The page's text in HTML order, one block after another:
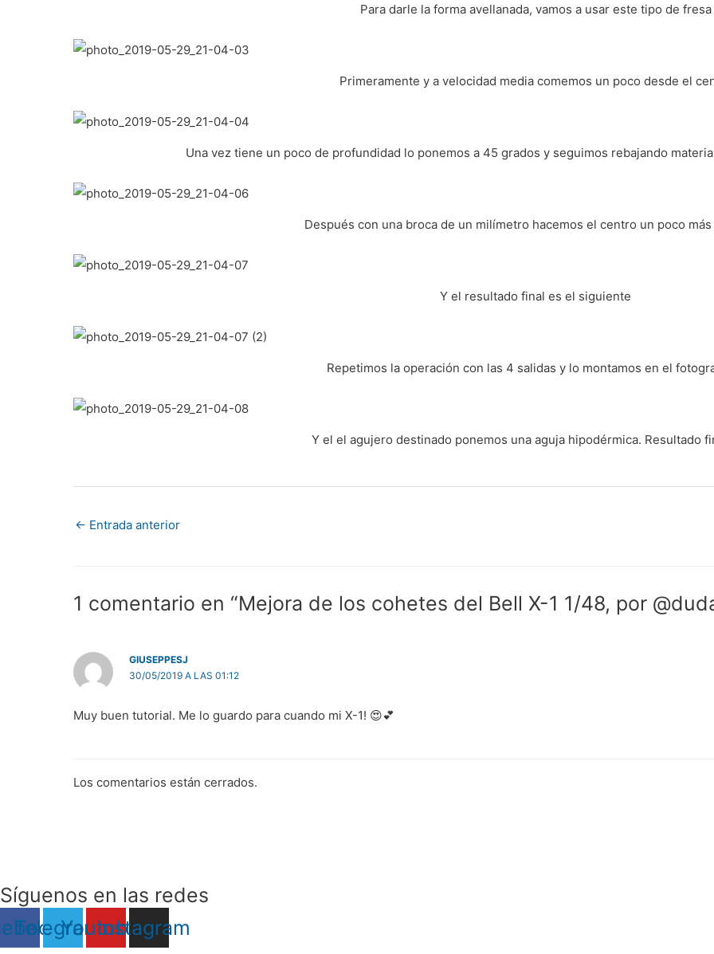
Para darle la forma avellanada, vamos a usar este tipo de fresa
Primeramente y a velocidad media comemos un poco desde el
Una vez tiene un poco de profundidad lo ponemos a 45 grados y seguimos rebajando
Después con una broca de un milímetro hacemos el centro un poco
Y el resultado final es el siguiente
Repetimos la operación con las 4 salidas y lo montamos en el
Y el el agujero destinado ponemos una aguja hipodérmica. Resultado
← Entrada anterior
1 comentario en “Mejora de los cohetes del Bell X-1 1/48, por
GIUSEPPESJ
30/05/2019 A LAS 01:12
Muy buen tutorial. Me lo guardo para cuando mi X-1! 😍💕
Los comentarios están cerrados.
Síguenos en las redes
TelegramYoutube
Instagram